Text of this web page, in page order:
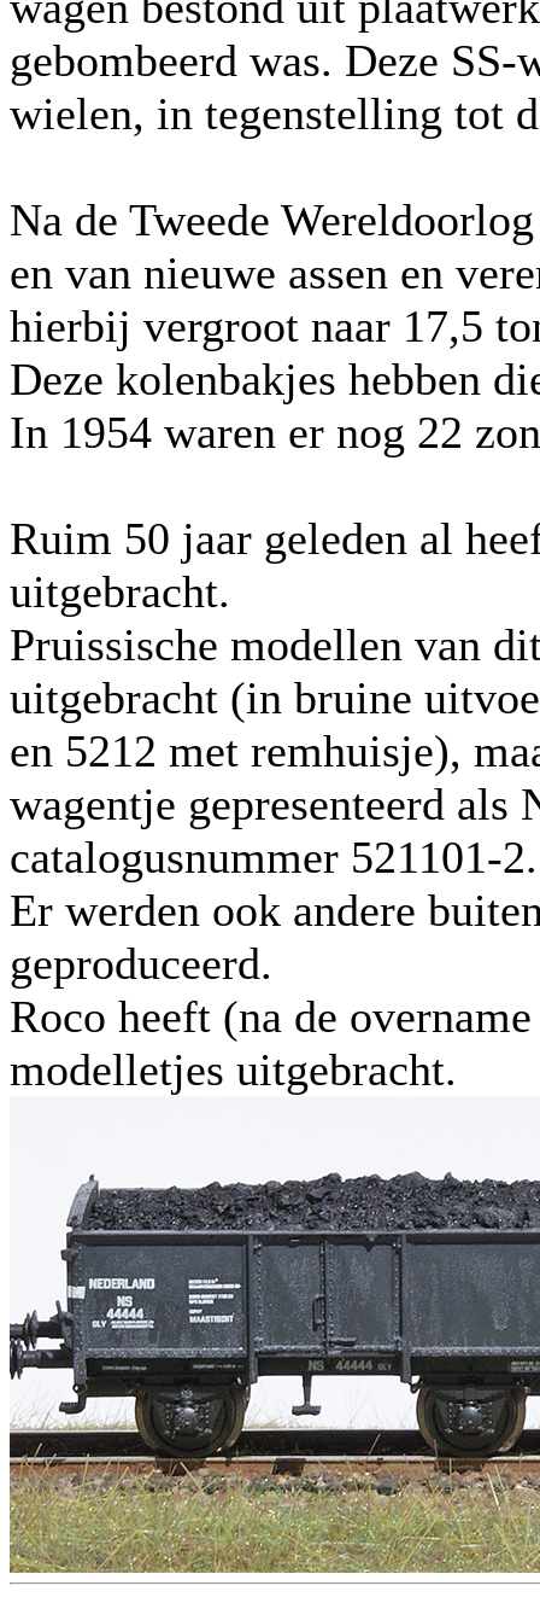
gebombeerd was. Deze
wielen, in tegenstelling tot
Na de Tweede
en van nieuwe assen en
hierbij vergroot naar 17,5
Deze kolenbakjes hebben
In 1954 waren er nog 22
Ruim 50 jaar geleden al
uitgebracht.
Pruissische modellen van
uitgebracht (in bruine
en 5212 met remhuisje),
wagentje gepresenteerd
catalogusnummer 521101-2.
Er werden ook andere
geproduceerd.
Roco heeft (na de
modelletjes uitgebracht.